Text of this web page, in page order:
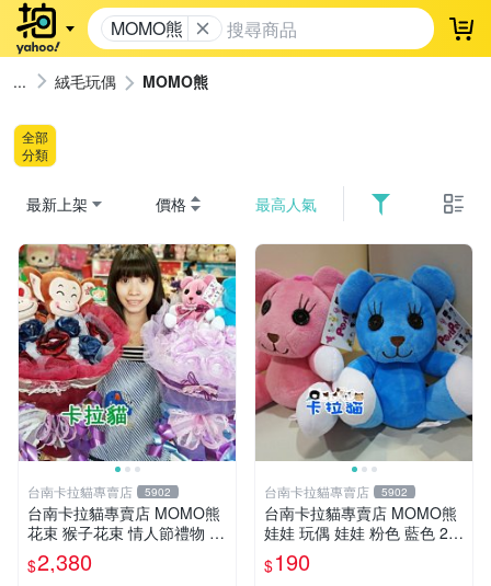
MOMO熊 登
絨毛玩偶 MOMO熊
全部
分類
最新上架 價格 最高人氣
台南卡拉貓專賣店 5902
台南卡拉貓專賣店 MOMO熊
花束 猴子花束 情人節禮物 二
選一 可繡字 可今天寄明天到
$2,380
台南卡拉貓專賣店 5902
台南卡拉貓專賣店 MOMO熊
娃娃 玩偶 娃娃 粉色 藍色 2色
分售
$190